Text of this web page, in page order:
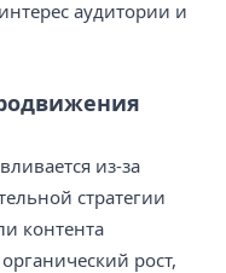
аудитории и
из-за
стратегии
контента
рост,